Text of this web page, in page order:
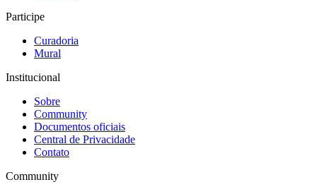
Participe
Curadoria
Mural
Institucional
Sobre
Community
Documentos oficiais
Central de Privacidade
Contato
Community